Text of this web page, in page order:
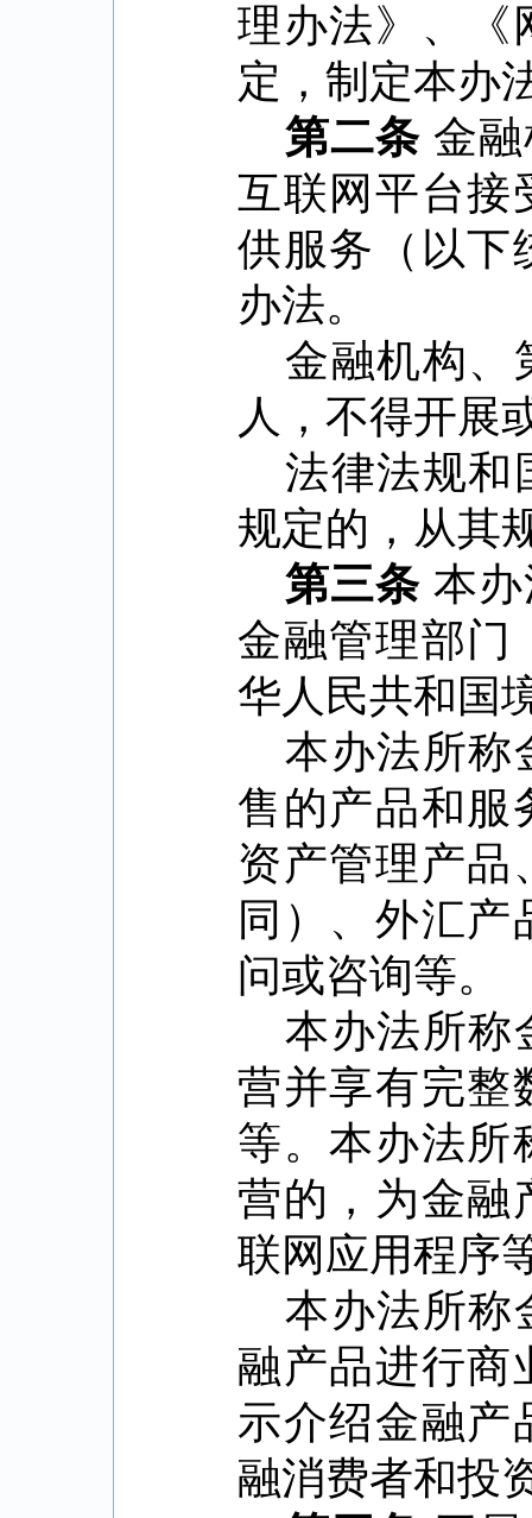
理办法》、《
定，制定本办
第二条 金
互联网平台接
供服务（以下
办法。
金融机构、
人，不得开展
法律法规和
规定的，从其
第三条 本
金融管理部门
华人民共和国
本办法所称
售的产品和服
资产管理产品
同）、外汇
问或咨询等。
本办法所称
营并享有完整
等。本办法所
营的，为金融
联网应用程序
本办法所称
融产品进行商
示介绍金融产
融消费者和投